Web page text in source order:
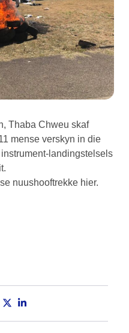
Thaba Chweu skaf
mense verskyn in die
landingstelsels
nuushooftrekke hier.